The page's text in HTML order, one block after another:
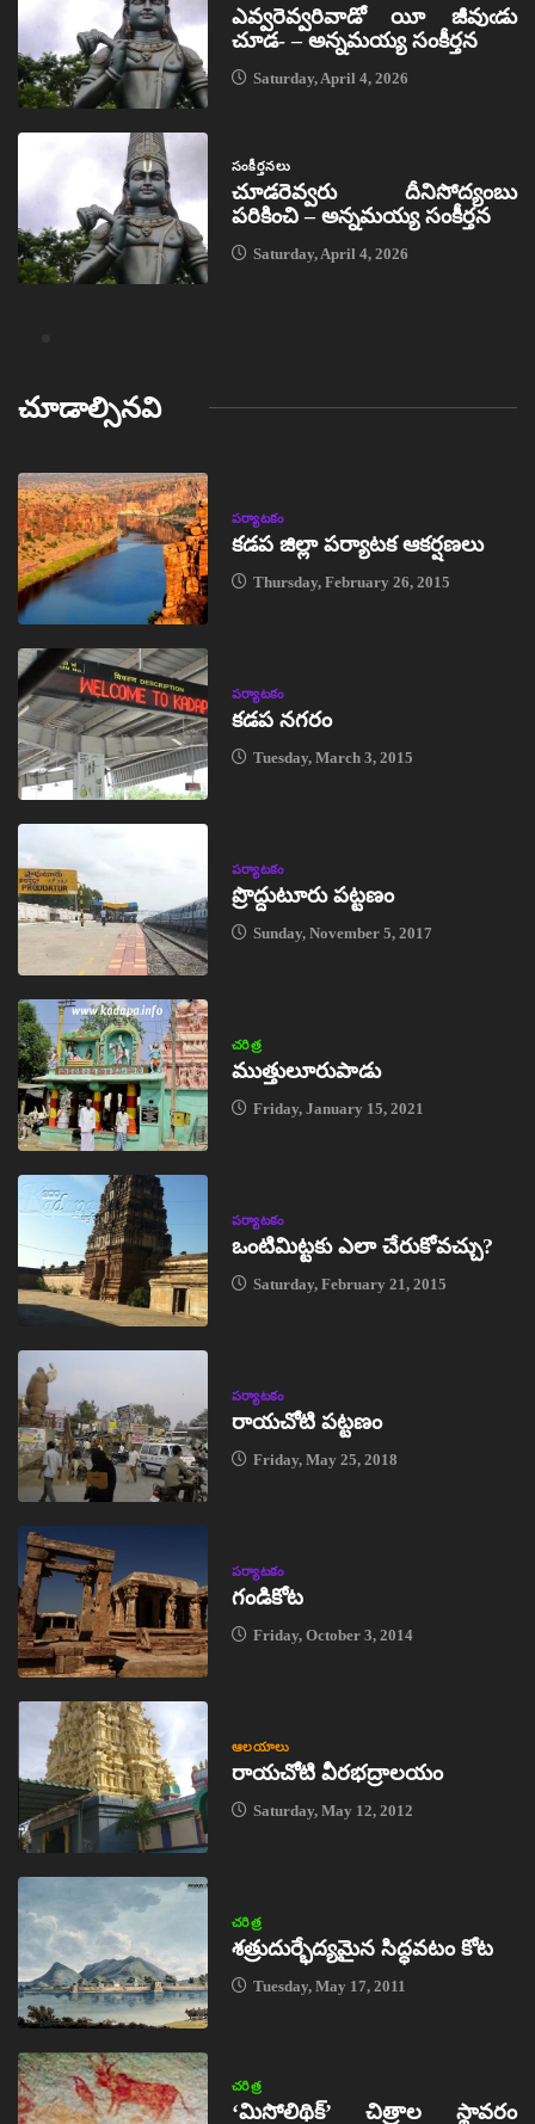
ఎవ్వరెవ్వరివాడో యీ జీవుఁడు
చూడ- – అన్నమయ్య సంకీర్తన
Saturday, April 4, 2026
సంకీర్తనలు
చూడరెవ్వరు దీనిసోద్యంబు
పరికించి – అన్నమయ్య సంకీర్తన
Saturday, April 4, 2026
చూడాల్సినవి
పర్యాటకం
కడప జిల్లా పర్యాటక ఆకర్షణలు
Thursday, February 26, 2015
పర్యాటకం
కడప నగరం
Tuesday, March 3, 2015
పర్యాటకం
ప్రొద్దుటూరు పట్టణం
Sunday, November 5, 2017
చరిత్ర
ముత్తులూరుపాడు
Friday, January 15, 2021
పర్యాటకం
ఒంటిమిట్టకు ఎలా చేరుకోవచ్చు?
Saturday, February 21, 2015
పర్యాటకం
రాయచోటి పట్టణం
Friday, May 25, 2018
పర్యాటకం
గండికోట
Friday, October 3, 2014
ఆలయాలు
రాయచోటి వీరభద్రాలయం
Saturday, May 12, 2012
చరిత్ర
శత్రుదుర్భేద్యమైన సిద్ధవటం కోట
Tuesday, May 17, 2011
చరిత్ర
‘మిసోలిథిక్‌’ చిత్రాల స్థావరం